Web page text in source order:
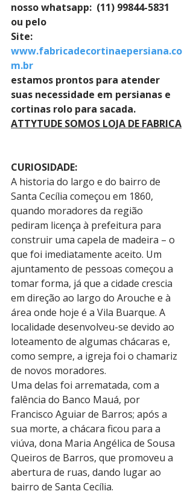
nosso whatsapp:  (11) 99844-5831
ou pelo
Site:
www.fabricadecortinaepersiana.co
m.br
estamos prontos para atender
suas necessidade em persianas e
cortinas rolo para sacada.
ATTYTUDE SOMOS LOJA DE FABRICA
CURIOSIDADE:
A historia do largo e do bairro de
Santa Cecília começou em 1860,
quando moradores da região
pediram licença à prefeitura para
construir uma capela de madeira – o
que foi imediatamente aceito. Um
ajuntamento de pessoas começou a
tomar forma, já que a cidade crescia
em direção ao largo do Arouche e à
área onde hoje é a Vila Buarque. A
localidade desenvolveu-se devido ao
loteamento de algumas chácaras e,
como sempre, a igreja foi o chamariz
de novos moradores.
Uma delas foi arrematada, com a
falência do Banco Mauá, por
Francisco Aguiar de Barros; após a
sua morte, a chácara ficou para a
viúva, dona Maria Angélica de Sousa
Queiros de Barros, que promoveu a
abertura de ruas, dando lugar ao
bairro de Santa Cecília.